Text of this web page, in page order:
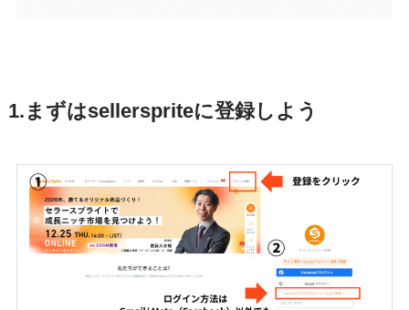
1.まずはsellerspriteに登録しよう